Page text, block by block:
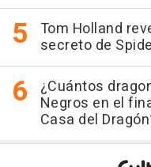
Tom Holland
secreto de
¿Cuántos
Negros en el
Casa del